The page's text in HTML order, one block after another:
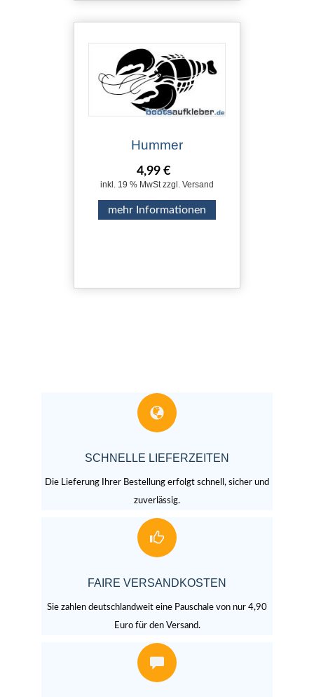
Hummer
4,99 €
inkl. 19 % MwSt zzgl. Versand
mehr Informationen
SCHNELLE LIEFERZEITEN
Die Lieferung Ihrer Bestellung erfolgt schnell, sicher und
zuverlässig.
FAIRE VERSANDKOSTEN
Sie zahlen deutschlandweit eine Pauschale von nur 4,90
Euro für den Versand.